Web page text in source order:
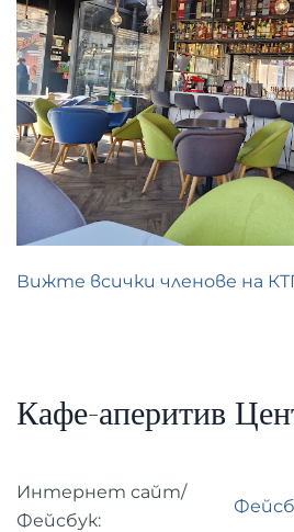
Вижте всички членове на
Кафе-аперитив
Интернет сайт/
Фейсбук: